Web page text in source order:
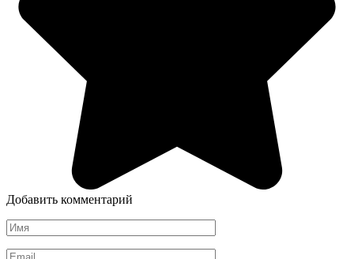
Добавить комментарий
Имя
*
Email